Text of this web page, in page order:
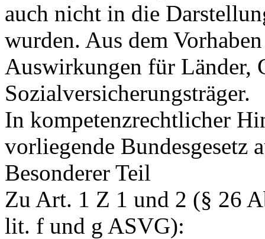
auch nicht in die
wurden. Aus dem
Auswirkungen für Länder,
Sozialversicherungsträger.
In kompetenzrechtlicher
vorliegende Bundesgesetz
Besonderer Teil
Zu Art. 1 Z 1 und 2 (§ 26
lit. f und g ASVG):